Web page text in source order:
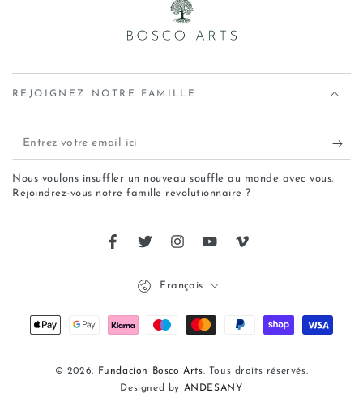
REJOIGNEZ NOTRE FAMILLE
Nous voulons insuffler un nouveau souffle au monde avec vous.
Rejoindrez-vous notre famille révolutionnaire ?
© 2026, Fundacion Bosco Arts. Tous droits réservés.
Designed by ANDESANY
Français